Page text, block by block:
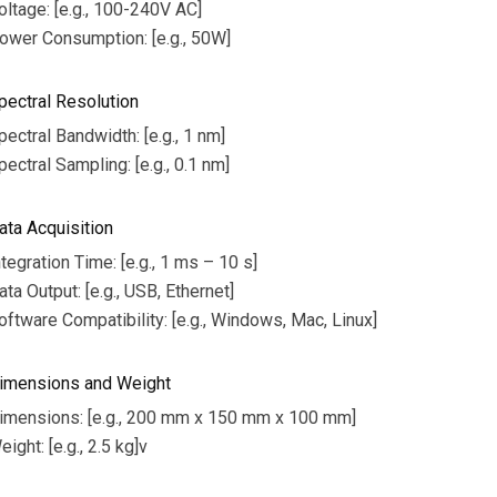
[e.g., 100-240V AC]
Consumption: [e.g., 50W]
Resolution
Bandwidth: [e.g., 1 nm]
Sampling: [e.g., 0.1 nm]
Acquisition
Time: [e.g., 1 ms – 10 s]
Output: [e.g., USB, Ethernet]
Compatibility: [e.g., Windows, Mac, Linux]
and Weight
[e.g., 200 mm x 150 mm x 100 mm]
[e.g., 2.5 kg]v